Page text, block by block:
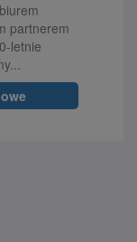
partnerem
letnie